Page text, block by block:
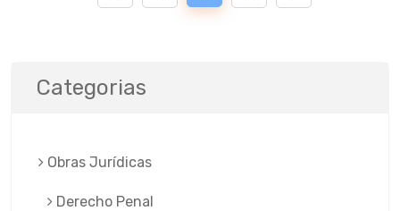
Categorias
Obras Jurí­dicas
Derecho Penal